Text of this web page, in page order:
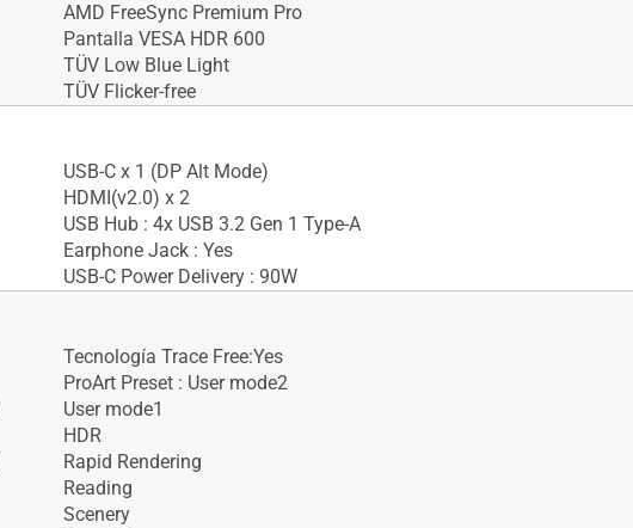
AMD FreeSync Premium Pro
Pantalla VESA HDR 600
TÜV Low Blue Light
TÜV Flicker-free
USB-C x 1 (DP Alt Mode)
HDMI(v2.0) x 2
USB Hub : 4x USB 3.2 Gen 1 Type-A
Earphone Jack : Yes
USB-C Power Delivery : 90W
Tecnología Trace Free:Yes
ProArt Preset : User mode2
User mode1
HDR
Rapid Rendering
Reading
Scenery